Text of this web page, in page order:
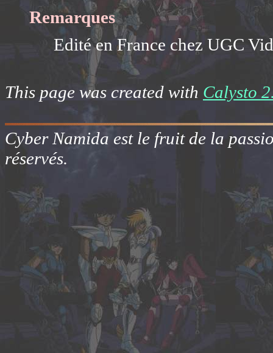
Remarques
Edité en France chez UGC
This page was created with Calysto
Cyber Namida est le fruit de la
réservés.